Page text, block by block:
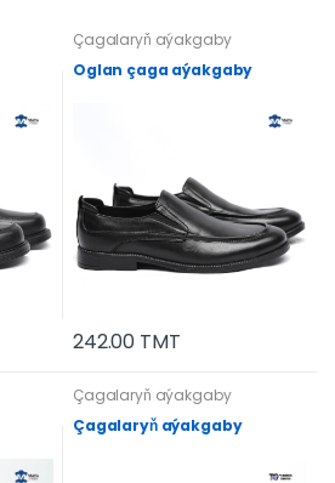
Çagalaryň aýakgaby
Oglan çaga aýakgaby
242.00 TMT
Çagalaryň aýakgaby
Çagalaryň aýakgaby